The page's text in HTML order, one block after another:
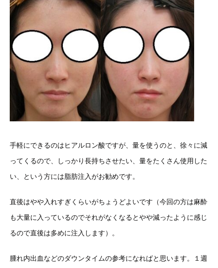
手軽にできるのはヒアルロン酸ですが、量を使うのと、徐々に減
ってくるので、しっかり長持ちさせたい、量をたくさん使用した
い、という方には脂肪注入がお勧めです。
直後はやや入れすぎくらいがちょうどよいです（今回の方は麻酔
も大量に入っているのでそれがなくなるとやや減ったように感じ
るので直後は多めに注入します）。
腫れ内出血などのダウンタイムの参考になればと思います。１週